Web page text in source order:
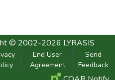
© 2002-2026 LYRASIS
End User
Agreement
Send
Feedback